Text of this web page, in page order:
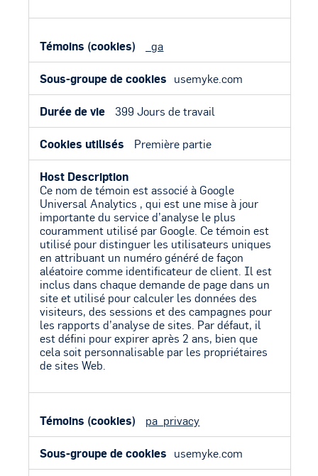
_ga
usemyke.com
399 Jours de travail
Première partie
Ce nom de témoin est associé à Google
Universal Analytics , qui est une mise à jour
importante du service d’analyse le plus
couramment utilisé par Google. Ce témoin est
utilisé pour distinguer les utilisateurs uniques
en attribuant un numéro généré de façon
aléatoire comme identificateur de client. Il est
inclus dans chaque demande de page dans un
site et utilisé pour calculer les données des
visiteurs, des sessions et des campagnes pour
les rapports d’analyse de sites. Par défaut, il
est défini pour expirer après 2 ans, bien que
cela soit personnalisable par les propriétaires
de sites Web.
pa_privacy
usemyke.com